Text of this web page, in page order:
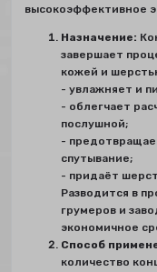
высокоэффективное
Назначение:
завершает
кожей и
- увлажняет и
- облегчает
послушной;
-
спутывание;
- придаёт
Разводится в
грумеров и
экономичное
Способ
количество